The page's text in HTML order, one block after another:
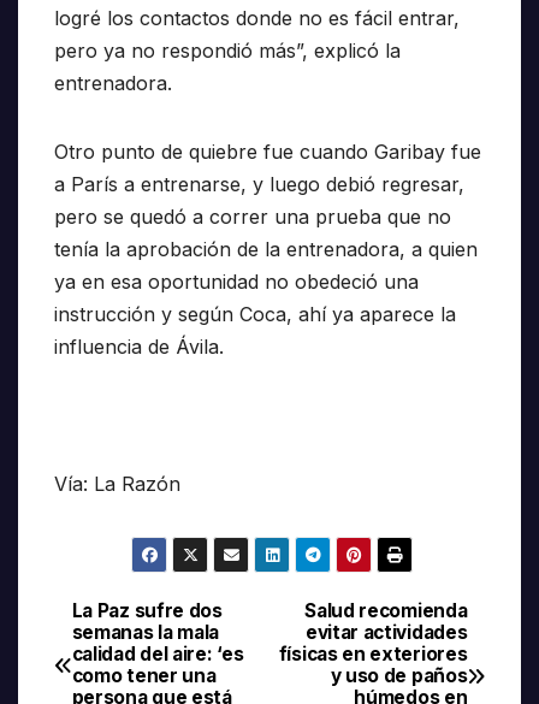
logré los contactos donde no es fácil entrar,
pero ya no respondió más”, explicó la
entrenadora.
Otro punto de quiebre fue cuando Garibay fue
a París a entrenarse, y luego debió regresar,
pero se quedó a correr una prueba que no
tenía la aprobación de la entrenadora, a quien
ya en esa oportunidad no obedeció una
instrucción y según Coca, ahí ya aparece la
influencia de Ávila.
Vía: La Razón
Navegación
de
Salud recomienda
evitar actividades
físicas en exteriores
y uso de paños
húmedos en
La Paz sufre dos
semanas la mala
calidad del aire: ‘es
como tener una
persona que está